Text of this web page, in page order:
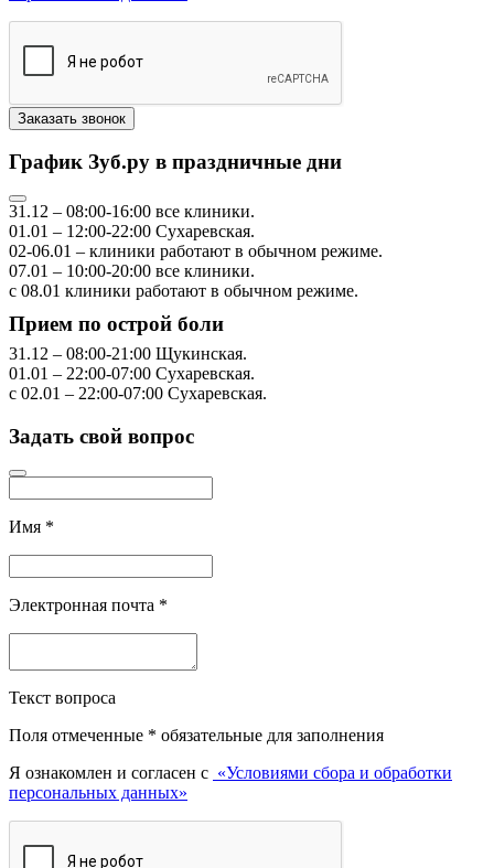
График Зуб.ру в праздничные дни
31.12 – 08:00-16:00 все клиники.
01.01 – 12:00-22:00 Сухаревская.
02-06.01 – клиники работают в обычном режиме.
07.01 – 10:00-20:00 все клиники.
с 08.01 клиники работают в обычном режиме.
Прием по острой боли
31.12 – 08:00-21:00 Щукинская.
01.01 – 22:00-07:00 Сухаревская.
с 02.01 – 22:00-07:00 Сухаревская.
Задать свой вопрос
Имя *
Электронная почта *
Текст вопроса
Поля отмеченные * обязательные для заполнения
Я ознакомлен и согласен с «Условиями сбора и обработки
персональных данных»